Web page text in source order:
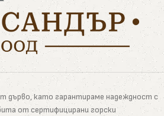
дърво, като гарантираме надеждност с
от сертифицирани горски